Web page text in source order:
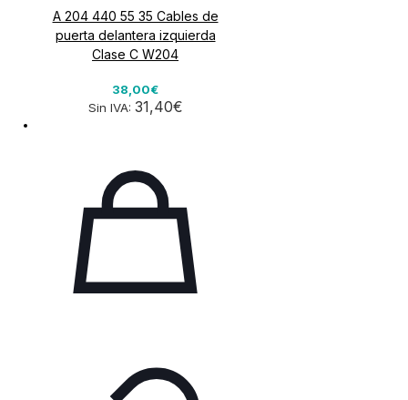
A 204 440 55 35 Cables de
puerta delantera izquierda
Clase C W204
38,00€
Sin IVA: 31,40€